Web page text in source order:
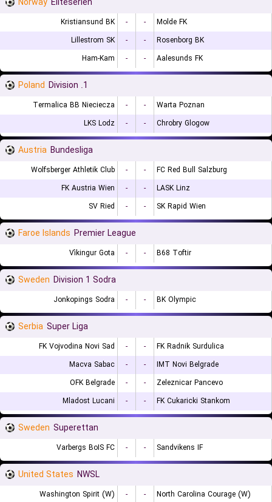
Kristiansund BK - -
Molde FK
Lillestrom SK
- -
Rosenborg BK
Ham-Kam
- - Aalesunds FK
Poland 1. Division
Termalica BB Nieciecza - -
Warta Poznan
LKS Lodz
- - Chrobry Glogow
Austria Bundesliga
Wolfsberger Athletik Club - -
FC Red Bull Salzburg
FK Austria Wien
- -
LASK Linz
SV Ried
- - SK Rapid Wien
Faroe Islands Premier League
Víkingur Gota - - B68 Toftir
Sweden Division 1 Sodra
Jonkopings Sodra - - BK Olympic
Serbia Super Liga
FK Vojvodina Novi Sad - -
FK Radnik Surdulica
Macva Sabac
- -
IMT Novi Belgrade
OFK Belgrade
- -
Zeleznicar Pancevo
Mladost Lucani
- - FK Cukaricki Stankom
Sweden Superettan
Varbergs BoIS FC - - Sandvikens IF
United States NWSL
Washington Spirit (W) - - North Carolina Courage (W)